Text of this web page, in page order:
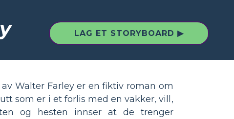
LAG ET STORYBOARD ▶
av Walter Farley er en fiktiv roman om
som er i et forlis med en vakker, vill,
og hesten innser at de trenger